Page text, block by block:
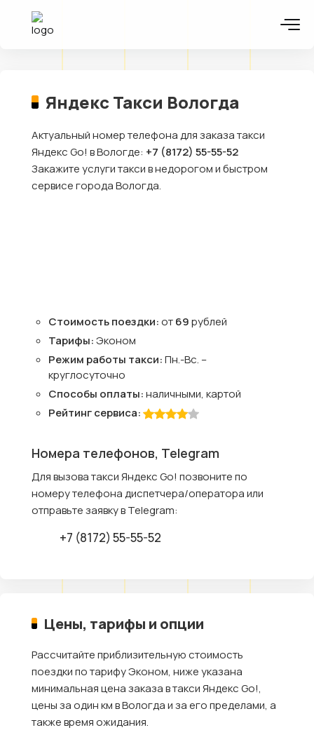
Яндекс Такси Вологда
Актуальный номер телефона для заказа такси
Яндекс Go! в Вологде: +7 (8172) 55-55-52
Закажите услуги такси в недорогом и быстром
сервисе города Вологда.
Стоимость поездки:от69рублей
Тарифы:Эконом
Режим работы такси:Пн.-Вс. –
круглосуточно
Способы оплаты:наличными, картой
Рейтинг сервиса:
Номера телефонов, Telegram
Для вызова такси Яндекс Go! позвоните по
номеру телефона диспетчера/оператора или
отправьте заявку в Telegram:
+7 (8172) 55-55-52
Цены, тарифы и опции
Рассчитайте приблизительную стоимость
поездки по тарифу Эконом, ниже указана
минимальная цена заказа в такси Яндекс Go!,
цены за один км в Вологда и за его пределами, а
также время ожидания.